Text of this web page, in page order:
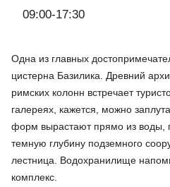
09:00-17:30
Одна из главных
цистерна Базилика. Древний
римских колонн встречает
галереях, кажется, можно
форм вырастают прямо из воды,
темную глубину подземного
лестница. Водохранилище
комплекс.